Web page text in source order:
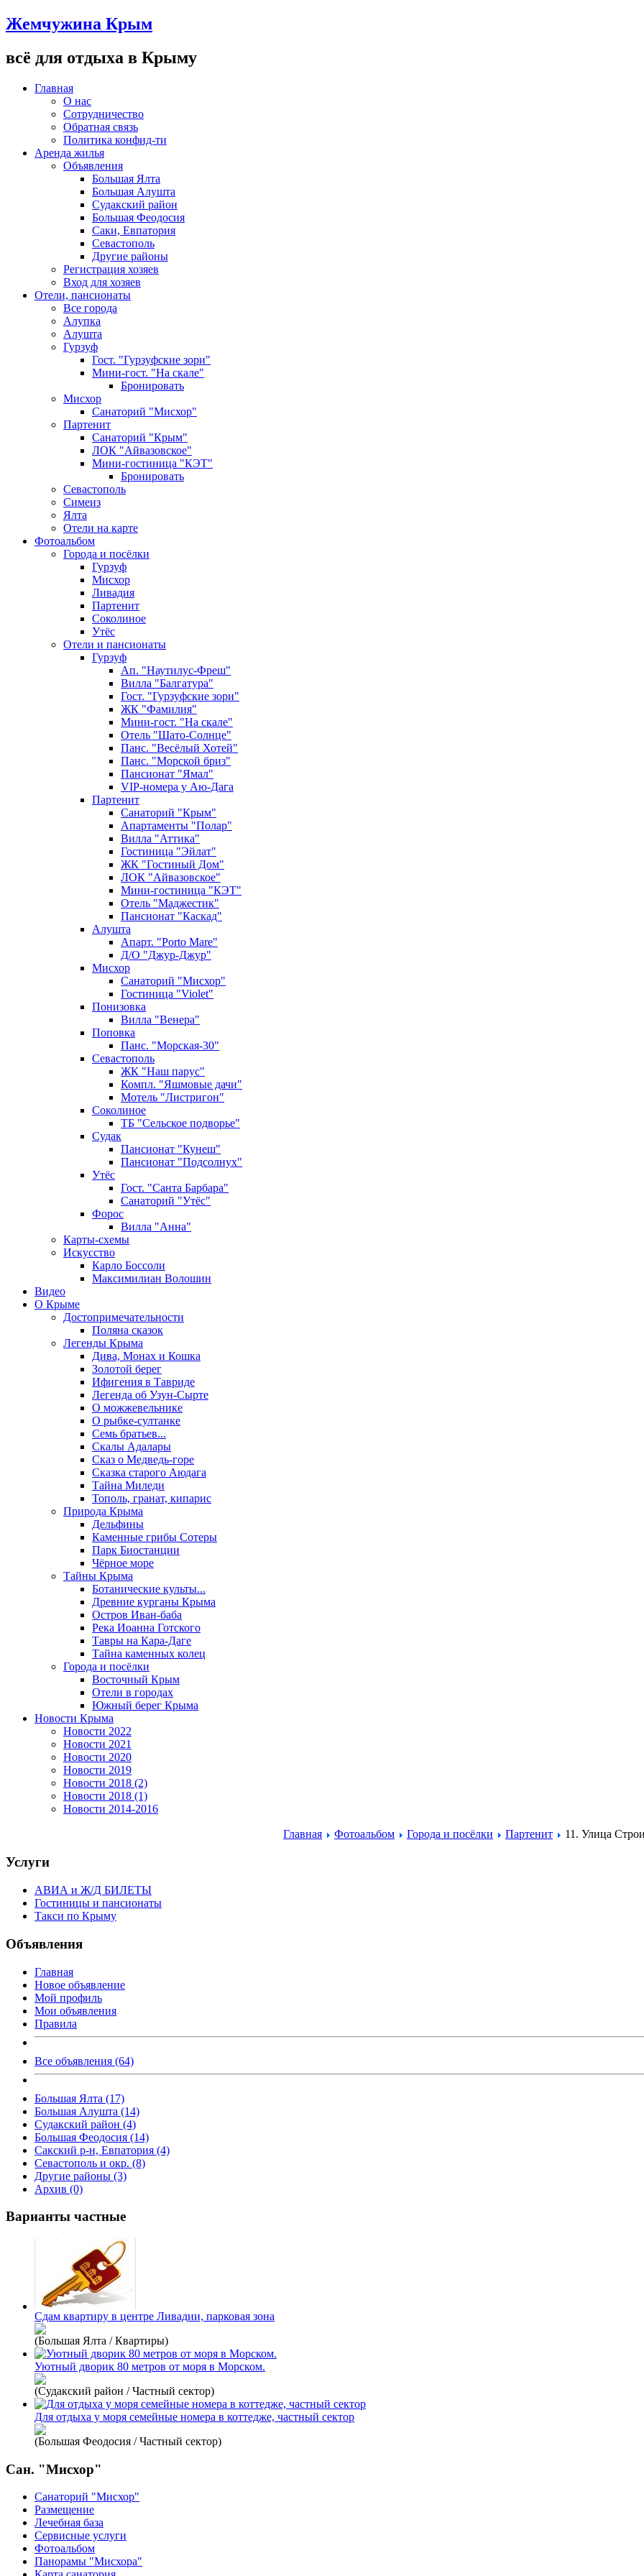
Жемчужина Крым
всё для отдыха в Крыму
Главная
О нас
Сотрудничество
Обратная связь
Политика конфид-ти
Аренда жилья
Объявления
Большая Ялта
Большая Алушта
Судакский район
Большая Феодосия
Саки, Евпатория
Севастополь
Другие районы
Регистрация хозяев
Вход для хозяев
Отели, пансионаты
Все города
Алупка
Алушта
Гурзуф
Гост. "Гурзуфские зори"
Мини-гост. "На скале"
Бронировать
Мисхор
Санаторий "Мисхор"
Партенит
Санаторий "Крым"
ЛОК "Айвазовское"
Мини-гостиница "КЭТ"
Бронировать
Севастополь
Симеиз
Ялта
Отели на карте
Фотоальбом
Города и посёлки
Гурзуф
Мисхор
Ливадия
Партенит
Соколиное
Утёс
Отели и пансионаты
Гурзуф
Ап. "Наутилус-Фреш"
Вилла "Балгатура"
Гост. "Гурзуфские зори"
ЖК "Фамилия"
Мини-гост. "На скале"
Отель "Шато-Солнце"
Панс. "Весёлый Хотей"
Панс. "Морской бриз"
Пансионат "Ямал"
VIP-номера у Аю-Дага
Партенит
Санаторий "Крым"
Апартаменты "Полар"
Вилла "Аттика"
Гостиница "Эйлат"
ЖК "Гостиный Дом"
ЛОК "Айвазовское"
Мини-гостиница "КЭТ"
Отель "Маджестик"
Пансионат "Каскад"
Алушта
Апарт. "Porto Mare"
Д/О "Джур-Джур"
Мисхор
Санаторий "Мисхор"
Гостиница "Violet"
Понизовка
Вилла "Венера"
Поповка
Панс. "Морская-30"
Севастополь
ЖК "Наш парус"
Компл. "Яшмовые дачи"
Мотель "Листригон"
Соколиное
ТБ "Сельское подворье"
Судак
Пансионат "Кунеш"
Пансионат "Подсолнух"
Утёс
Гост. "Санта Барбара"
Санаторий "Утёс"
Форос
Вилла "Анна"
Карты-схемы
Искусство
Карло Боссоли
Максимилиан Волошин
Видео
О Крыме
Достопримечательности
Поляна сказок
Легенды Крыма
Дива, Монах и Кошка
Золотой берег
Ифигения в Тавриде
Легенда об Узун-Сырте
О можжевельнике
О рыбке-султанке
Семь братьев...
Скалы Адалары
Сказ о Медведь-горе
Сказка старого Аюдага
Тайна Миледи
Тополь, гранат, кипарис
Природа Крыма
Дельфины
Каменные грибы Сотеры
Парк Биостанции
Чёрное море
Тайны Крыма
Ботанические культы...
Древние курганы Крыма
Остров Иван-баба
Река Иоанна Готского
Тавры на Кара-Даге
Тайна каменных колец
Города и посёлки
Восточный Крым
Отели в городах
Южный берег Крыма
Новости Крыма
Новости 2022
Новости 2021
Новости 2020
Новости 2019
Новости 2018 (2)
Новости 2018 (1)
Новости 2014-2016
Главная Фотоальбом Города и посёлки Партенит 11. Улица
Услуги
АВИА и Ж/Д БИЛЕТЫ
Гостиницы и пансионаты
Такси по Крыму
Объявления
Главная
Новое объявление
Мой профиль
Мои объявления
Правила
Все объявления (64)
Большая Ялта (17)
Большая Алушта (14)
Судакский район (4)
Большая Феодосия (14)
Сакский р-н, Евпатория (4)
Севастополь и окр. (8)
Другие районы (3)
Архив (0)
Варианты частные
Сдам квартиру в центре Ливадии, парковая зона
(Большая Ялта / Квартиры)
Уютный дворик 80 метров от моря в Морском.
(Судакский район / Частный сектор)
Для отдыха у моря семейные номера в коттедже, частный сектор
(Большая Феодосия / Частный сектор)
Сан. "Мисхор"
Санаторий "Мисхор"
Размещение
Лечебная база
Сервисные услуги
Фотоальбом
Панорамы "Мисхора"